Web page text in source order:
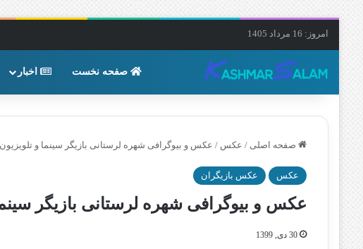
امروز: 16 مرداد 1405
صفحه نخست اخبار
صفحه اصلی / عکس / عکس و بیوگرافی شهره لرستانی بازیگر سینما و
عکس عکس بازیگران
عکس و بیوگرافی شهره لرستانی بازیگر
30 دی, 1399